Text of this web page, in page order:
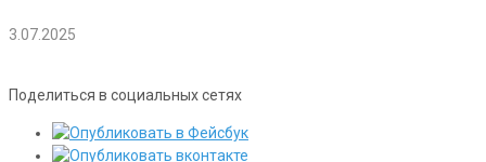
3.07.2025
Поделиться в социальных сетях